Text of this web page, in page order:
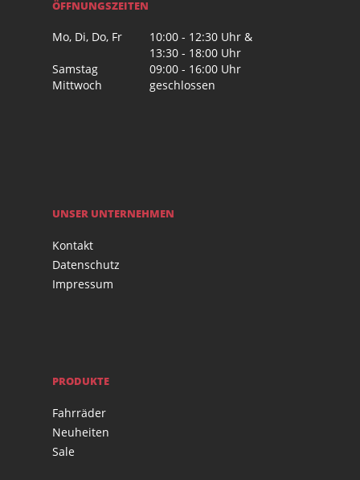
ÖFFNUNGSZEITEN
Mo, Di, Do, Fr
10:00 - 12:30 Uhr &
13:30 - 18:00 Uhr
Samstag
09:00 - 16:00 Uhr
Mittwoch
geschlossen
UNSER UNTERNEHMEN
Kontakt
Datenschutz
Impressum
PRODUKTE
Fahrräder
Neuheiten
Sale